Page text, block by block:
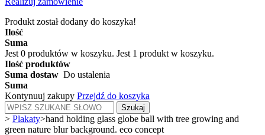
Produkt został dodany do koszyka!
Ilość
Suma
Jest 0 produktów w koszyku. Jest 1 produkt w koszyku.
Ilość produktów
Suma dostaw Do ustalenia
Suma
Kontynuuj zakupy Przejdź do koszyka
Szukaj
> Plakaty>hand holding glass globe ball with tree growing and
green nature blur background. eco concept